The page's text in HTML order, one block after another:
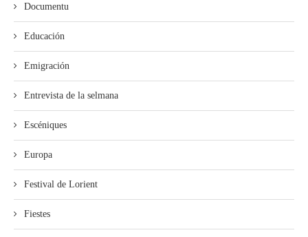
Documentu
Educación
Emigración
Entrevista de la selmana
Escéniques
Europa
Festival de Lorient
Fiestes